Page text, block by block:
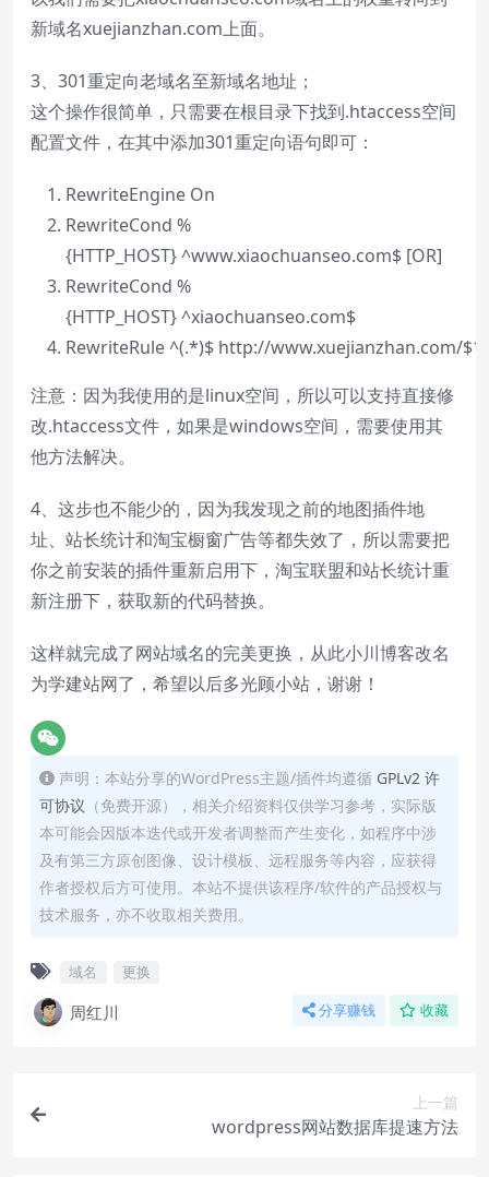
新域名xuejianzhan.com上面。
3、301重定向老域名至新域名地址；
这个操作很简单，只需要在根目录下找到.htaccess空间
配置文件，在其中添加301重定向语句即可：
RewriteEngine On
RewriteCond %
{HTTP_HOST} ^www.xiaochuanseo.com$ [OR]
RewriteCond %
{HTTP_HOST} ^xiaochuanseo.com$
RewriteRule ^(.*)$ http://www.xuejianzhan.com/$1
注意：因为我使用的是linux空间，所以可以支持直接修
改.htaccess文件，如果是windows空间，需要使用其
他方法解决。
4、这步也不能少的，因为我发现之前的地图插件地
址、站长统计和淘宝橱窗广告等都失效了，所以需要把
你之前安装的插件重新启用下，淘宝联盟和站长统计重
新注册下，获取新的代码替换。
这样就完成了网站域名的完美更换，从此小川博客改名
为学建站网了，希望以后多光顾小站，谢谢！
声明：本站分享的WordPress主题/插件均遵循 GPLv2 许
可协议 （免费开源），相关介绍资料仅供学习参考，实际版
本可能会因版本迭代或开发者调整而产生变化，如程序中涉
及有第三方原创图像、设计模板、远程服务等内容，应获得
作者授权后方可使用。本站不提供该程序/软件的产品授权与
技术服务，亦不收取相关费用。
域名 更换
周红川 分享赚钱 收藏
上一篇
wordpress网站数据库提速方法